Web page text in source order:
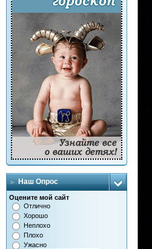
Наш Опрос
Оцените мой сайт
Отлично
Хорошо
Неплохо
Плохо
Ужасно